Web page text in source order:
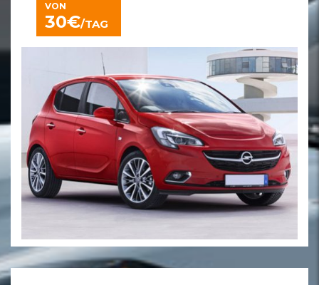
VON
30€/TAG